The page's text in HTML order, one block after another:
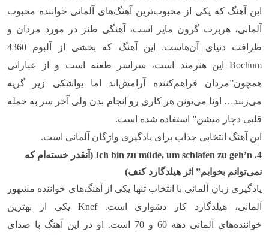
این آهنگ که یکی از محبوب‌ترین آهنگ‌های آلمانی خواننده محبوب
آلمانی، هربرت گرون مایر است، آهنگی طنز در مورد مردان و
ظرافت دنیای آن‌هاست. این آهنگ که بخشی از آلبوم 4360
Bochum این هنرمند است، سراسر طعنه است و از عباراتی
همچون”مردان فراهم‌کننده آرامش‌اند اما یواشکی زیر گریه
می‌زنند… اونا می‌تونن هر کاری رو انجام بدن ولی آخر سر به حمله
قلبی دچار میشن” استفاده شده است.
این آهنگ انتخابی جذاب برای یادگیری واژگان آلمانی است.
4.
Ich bin zu müde, um schlafen zu geh’n (آنقدر خسته‌ام که
نمی‌توانم بخوابم” اثر هیلدگارد کنف)
یادگیری زبان آلمانی با انتخاب تنها یکی از آهنگ‌های خواننده مشهور
آلمانی، هیلدگارد کار دشواری است.Knef یکی از بهترین
خواننده‌های آلمانی دهه 60 و 70 است. او در این آهنگ با صدای